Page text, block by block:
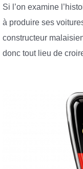
Si l’on examine
à produire ses
constructeur
donc tout lieu de